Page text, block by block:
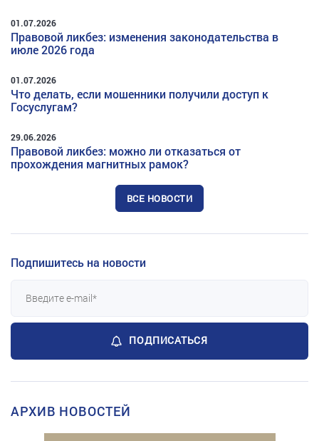
01.07.2026
Правовой ликбез: изменения законодательства в
июле 2026 года
01.07.2026
Что делать, если мошенники получили доступ к
Госуслугам?
29.06.2026
Правовой ликбез: можно ли отказаться от
прохождения магнитных рамок?
ВСЕ НОВОСТИ
Подпишитесь на новости
ПОДПИСАТЬСЯ
АРХИВ НОВОСТЕЙ